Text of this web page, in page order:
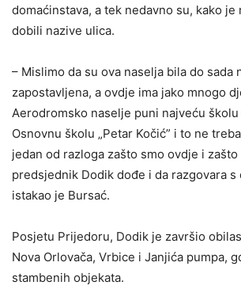
domaćinstava, a tek nedavno su, kako je
dobili nazive ulica.
– Mislimo da su ova naselja bila do sada
zapostavljena, a ovdje ima jako mnogo
Aerodromsko naselje puni najveću
Osnovnu školu „Petar Kočić” i to ne
jedan od razloga zašto smo ovdje i
predsjednik Dodik dođe i da razgovara s
istakao je Bursać.
Posjetu Prijedoru, Dodik je završio
Nova Orlovača, Vrbice i Janjića pumpa,
stambenih objekata.